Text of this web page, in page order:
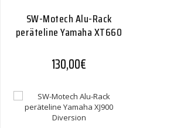
SW-Motech Alu-Rack
peräteline Yamaha XT660
130,00€